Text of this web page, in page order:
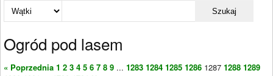
Szukaj
Ogród pod lasem
« Poprzednia 1 2 3 4 5 6 7 8 9 ... 1283 1284 1285 1286 1287 1288 1289